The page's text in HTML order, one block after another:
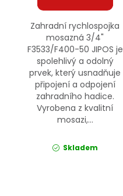
Zahradní rychlospojka
mosazná 3/4"
F3533/F400-50 JIPOS je
spolehlivý a odolný
prvek, který usnadňuje
připojení a odpojení
zahradního hadice.
Vyrobena z kvalitní
mosazi,...
Skladem